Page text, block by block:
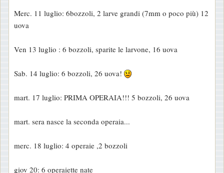
Merc. 11 luglio: 6bozzoli, 2 larve grandi (7mm o poco più) 12
uova
Ven 13 luglio : 6 bozzoli, sparite le larvone, 16 uova
Sab. 14 luglio: 6 bozzoli, 26 uova!
mart. 17 luglio: PRIMA OPERAIA!!! 5 bozzoli, 26 uova
mart. sera nasce la seconda operaia...
merc. 18 luglio: 4 operaie ,2 bozzoli
giov 20: 6 operaiette nate